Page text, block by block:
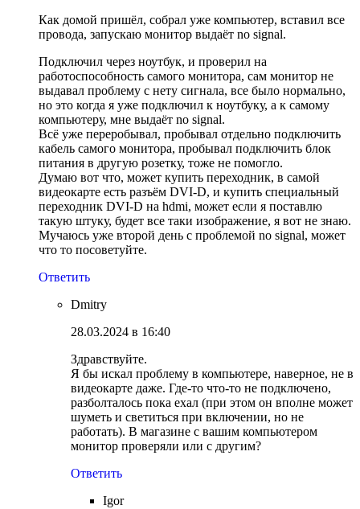
Как домой пришёл, собрал уже компьютер, вставил все
провода, запускаю монитор выдаёт no signal.
Подключил через ноутбук, и проверил на
работоспособность самого монитора, сам монитор не
выдавал проблему с нету сигнала, все было нормально,
но это когда я уже подключил к ноутбуку, а к самому
компьютеру, мне выдаёт no signal.
Всё уже переробывал, пробывал отдельно подключить
кабель самого монитора, пробывал подключить блок
питания в другую розетку, тоже не помогло.
Думаю вот что, может купить переходник, в самой
видеокарте есть разъём DVI-D, и купить специальный
переходник DVI-D на hdmi, может если я поставлю
такую штуку, будет все таки изображение, я вот не знаю.
Мучаюсь уже второй день с проблемой no signal, может
что то посоветуйте.
Ответить
Dmitry
28.03.2024 в 16:40
Здравствуйте.
Я бы искал проблему в компьютере, наверное, не в
видеокарте даже. Где-то что-то не подключено,
разболталось пока ехал (при этом он вполне может
шуметь и светиться при включении, но не
работать). В магазине с вашим компьютером
монитор проверяли или с другим?
Ответить
Igor